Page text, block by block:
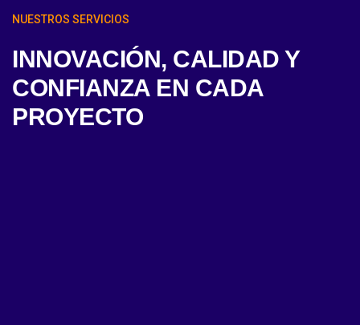
NUESTROS SERVICIOS
INNOVACIÓN, CALIDAD Y
CONFIANZA EN CADA
PROYECTO